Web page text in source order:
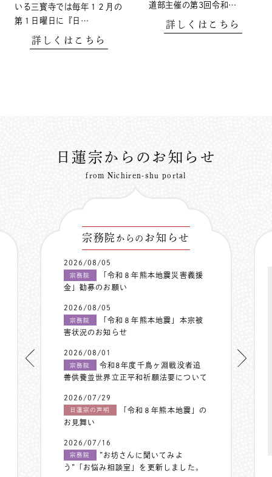
いる三寳寺では毎年１２月の
第１日曜日に『日…
詳しくはこちら
道部主催の第3回令和…
詳しくはこちら
日蓮宗からのお知らせ
from Nichiren-shu portal
宗務院 からの お知らせ
2026/08/05
宗務院
「令和８年熊本地震災害義援
金」勧募のお願い
2026/08/05
宗務院
「令和８年熊本地震」本宗被
害状況のお知らせ
2026/08/01
宗務院
令和8年度千鳥ヶ淵戦没者追
善供養並世界立正平和祈願法要について
2026/07/29
日蓮宗の声明
「令和８年熊本地震」の
お見舞い
2026/07/16
宗務院
”お坊さんに聞いてみよ
う”「お悩み相談室」を更新しました。